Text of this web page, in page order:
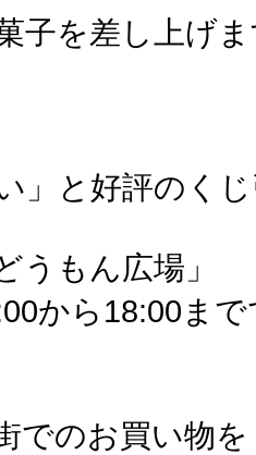
子を差し上げ
」と好評のく
うもん広場」
から18:00ま
でのお買い物を